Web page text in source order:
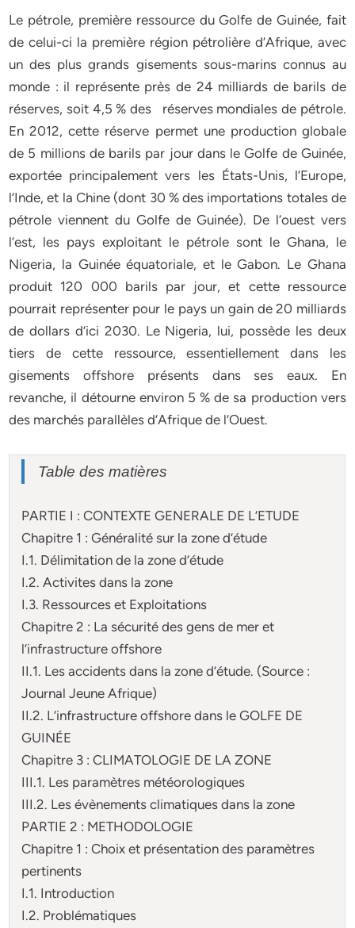
Le pétrole, première ressource du Golfe de Guinée, fait
de celui-ci la première région pétrolière d’Afrique, avec
un des plus grands gisements sous-marins connus au
monde : il représente près de 24 milliards de barils de
réserves, soit 4,5 % des réserves mondiales de pétrole.
En 2012, cette réserve permet une production globale
de 5 millions de barils par jour dans le Golfe de Guinée,
exportée principalement vers les États-Unis, l’Europe,
l’Inde, et la Chine (dont 30 % des importations totales de
pétrole viennent du Golfe de Guinée). De l’ouest vers
l’est, les pays exploitant le pétrole sont le Ghana, le
Nigeria, la Guinée équatoriale, et le Gabon. Le Ghana
produit 120 000 barils par jour, et cette ressource
pourrait représenter pour le pays un gain de 20 milliards
de dollars d’ici 2030. Le Nigeria, lui, possède les deux
tiers de cette ressource, essentiellement dans les
gisements offshore présents dans ses eaux. En
revanche, il détourne environ 5 % de sa production vers
des marchés parallèles d’Afrique de l’Ouest.
Table des matières
PARTIE I : CONTEXTE GENERALE DE L’ETUDE
Chapitre 1 : Généralité sur la zone d’étude
I.1. Délimitation de la zone d’étude
I.2. Activites dans la zone
I.3. Ressources et Exploitations
Chapitre 2 : La sécurité des gens de mer et
l’infrastructure offshore
II.1. Les accidents dans la zone d’étude. (Source :
Journal Jeune Afrique)
II.2. L’infrastructure offshore dans le GOLFE DE
GUINÉE
Chapitre 3 : CLIMATOLOGIE DE LA ZONE
III.1. Les paramètres météorologiques
III.2. Les évènements climatiques dans la zone
PARTIE 2 : METHODOLOGIE
Chapitre 1 : Choix et présentation des paramètres
pertinents
I.1. Introduction
I.2. Problématiques